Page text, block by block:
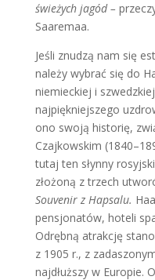
świeżych jagód –
Saaremaa.
Jeśli znudzą nam się
należy wybrać się do
niemieckiej i
najpiękniejszego
ono swoją historię,
Czajkowskim
tutaj ten słynny
złożoną z trzech
Souvenir z Hapsalu.
pensjonatów, hoteli
Odrębną atrakcję
z 1905 r., z
najdłuższy w Europie.